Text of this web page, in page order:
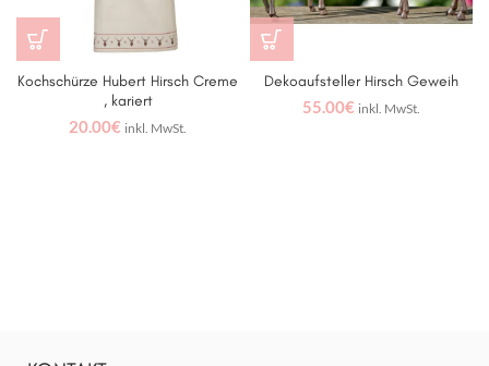
Kochschürze Hubert Hirsch Creme
, kariert
20.00€ inkl. MwSt.
Dekoaufsteller Hirsch Geweih
55.00€ inkl. MwSt.